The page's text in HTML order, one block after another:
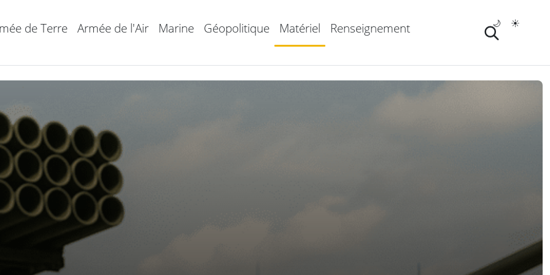
de Terre Armée de l'Air Marine Géopolitique Matériel Renseignement ☀️
🌙